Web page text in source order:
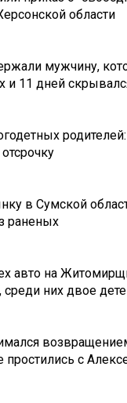
области
мужчину,
и 11 дней
родителей:
в Сумской
раненых
авто на
них двое
простились с